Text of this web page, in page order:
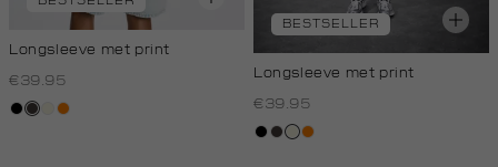
Longsleeve met print
€39.95
zwartchoco
wit,oranje
BESTSELLER
Longsleeve met print
€39.95
zwart
choco
wit,oranje